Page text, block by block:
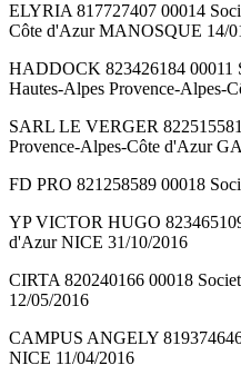
ELYRIA 817727407 00014
Côte d'Azur MANOSQUE 14/
HADDOCK 823426184 00011
Hautes-Alpes Provence-Alpes-
SARL LE VERGER
Provence-Alpes-Côte d'Azur
FD PRO 821258589 00018
YP VICTOR HUGO
d'Azur NICE 31/10/2016
CIRTA 820240166 00018
12/05/2016
CAMPUS ANGELY
NICE 11/04/2016